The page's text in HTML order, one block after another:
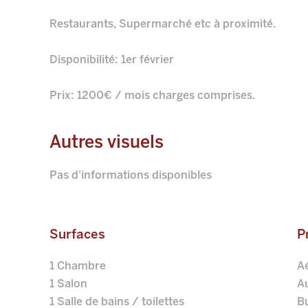
Restaurants, Supermarché etc à proximité.
Disponibilité: 1er février
Prix: 1200€ / mois charges comprises.
Autres visuels
Pas d'informations disponibles
Surfaces
1 Chambre
1 Salon
1 Salle de bains / toilettes